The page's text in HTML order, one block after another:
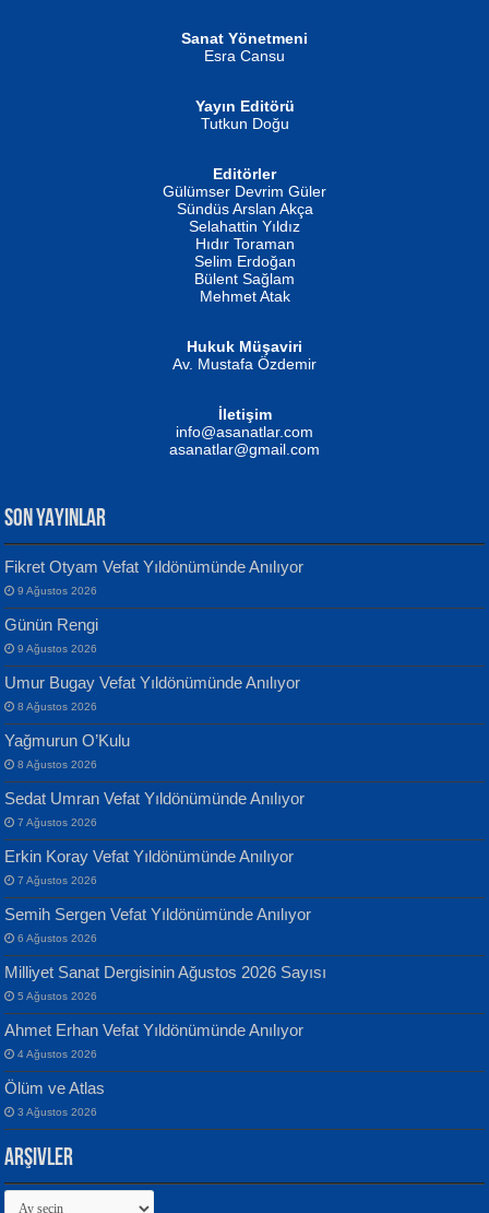
İSMAİL OKUTAN
Erkeklerin Kahrolması Ne Demektir
MUSTAFA KELOĞLU
Yarına İz Bırakmak...
ATİLLA ÖZEN
Sultan Olmadan Önce Eyüp...
EKREM KARABABA
Evvel Zaman Tanrıçası...
Yılmaz Ekinci
Geceye Söylenen...
Banu Sancak
Defterimden İçeri...
İsmail Aydos
İnkisar...
Sanat Yönetmeni
Esra Cansu
Yayın Editörü
Tutkun Doğu
Editörler
Gülümser Devrim Güler
Sündüs Arslan Akça
Selahattin Yıldız
Hıdır Toraman
Selim Erdoğan
Bülent Sağlam
Mehmet Atak
Hukuk Müşaviri
Av. Mustafa Özdemir
İletişim
info@asanatlar.com
asanatlar@gmail.com
SON YAYINLAR
Fikret Otyam Vefat Yıldönümünde Anılıyor
9 Ağustos 2026
Günün Rengi
9 Ağustos 2026
Umur Bugay Vefat Yıldönümünde Anılıyor
8 Ağustos 2026
Yağmurun O’Kulu
8 Ağustos 2026
Sedat Umran Vefat Yıldönümünde Anılıyor
7 Ağustos 2026
Erkin Koray Vefat Yıldönümünde Anılıyor
7 Ağustos 2026
Semih Sergen Vefat Yıldönümünde Anılıyor
6 Ağustos 2026
Milliyet Sanat Dergisinin Ağustos 2026 Sayısı
5 Ağustos 2026
Ahmet Erhan Vefat Yıldönümünde Anılıyor
4 Ağustos 2026
Ölüm ve Atlas
3 Ağustos 2026
Arşivler
Arşivler